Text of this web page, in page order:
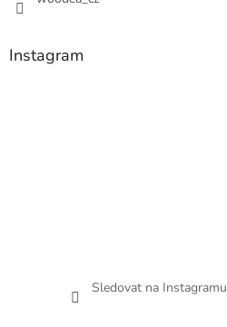
Instagram
Sledovat na Instagramu